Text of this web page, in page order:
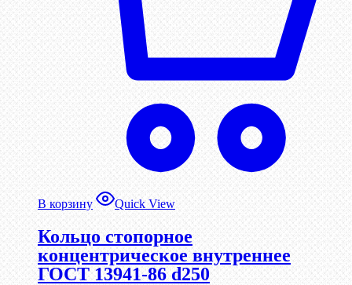
В корзину Quick View
Кольцо стопорное
концентрическое внутреннее
ГОСТ 13941-86 d250